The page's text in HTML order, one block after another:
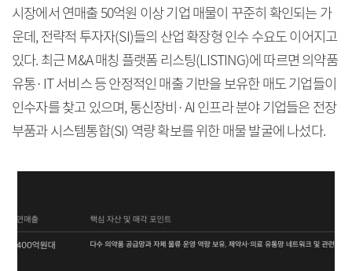
시장에서 연매출 50억원 이상 기업 매물이 꾸준히 확인되는 가
운데, 전략적 투자자(SI)들의 산업 확장형 인수 수요도 이어지고
있다. 최근 M&A 매칭 플랫폼 리스팅(LISTING)에 따르면 의약품
유통·IT 서비스 등 안정적인 매출 기반을 보유한 매도 기업들이
인수자를 찾고 있으며, 통신장비·AI 인프라 분야 기업들은 전장
부품과 시스템통합(SI) 역량 확보를 위한 매물 발굴에 나섰다.